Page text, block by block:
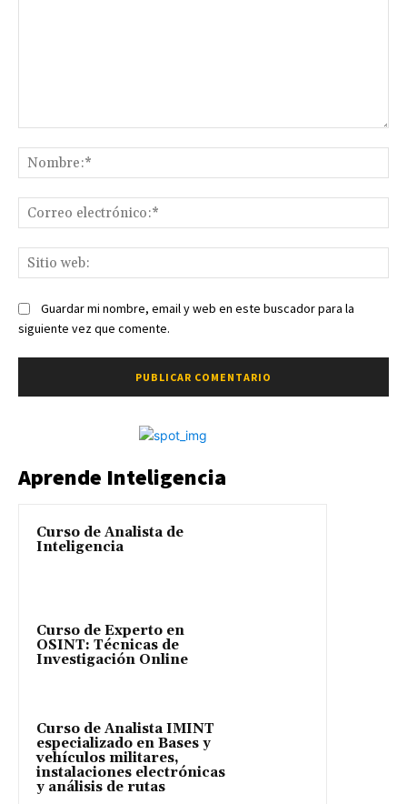
Guardar mi nombre, email y web en este buscador para la
siguiente vez que comente.
Aprende Inteligencia
Curso de Analista de
Inteligencia
Curso de Experto en
OSINT: Técnicas de
Investigación Online
Curso de Analista IMINT
especializado en Bases y
vehículos militares,
instalaciones electrónicas
y análisis de rutas